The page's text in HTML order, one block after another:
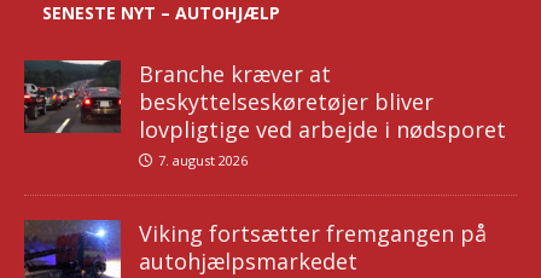
SENESTE NYT – AUTOHJÆLP
Branche kræver at
beskyttelseskøretøjer bliver
lovpligtige ved arbejde i nødsporet
7. august 2026
Viking fortsætter fremgangen på
autohjælpsmarkedet